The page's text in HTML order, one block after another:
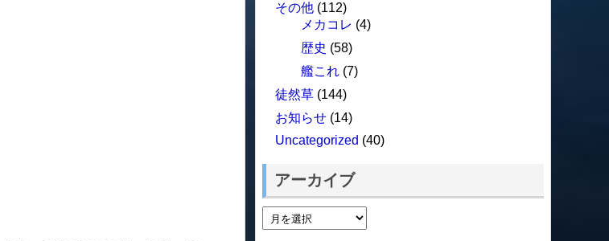
その他 (112)
メカコレ (4)
歴史 (58)
艦これ (7)
徒然草 (144)
お知らせ (14)
Uncategorized (40)
アーカイブ